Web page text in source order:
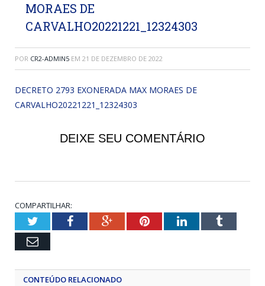
MORAES DE
CARVALHO20221221_12324303
POR CR2-ADMIN5 EM 21 DE DEZEMBRO DE 2022
DECRETO 2793 EXONERADA MAX MORAES DE
CARVALHO20221221_12324303
DEIXE SEU COMENTÁRIO
COMPARTILHAR:
TwitterFacebookGoogle+PinterestLinkedInTumblr
Email
CONTEÚDO RELACIONADO